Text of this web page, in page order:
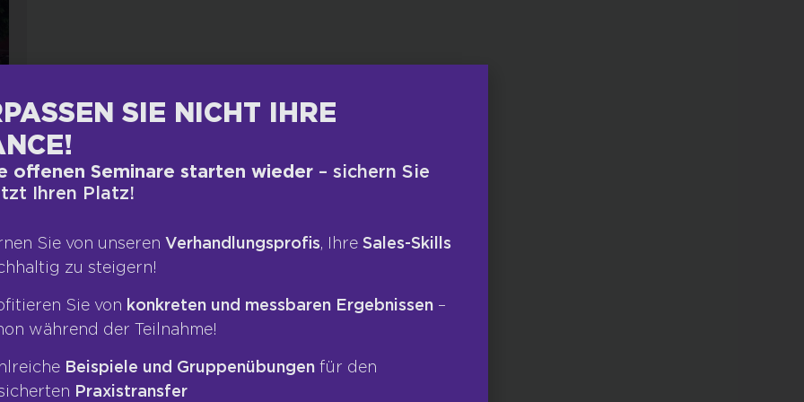
SIE NICHT IHRE
offenen Seminare starten wieder – sichern Sie
Ihren Platz!
Sie von unserenVerhandlungsprofis, IhreSales-Skills
zu steigern!
Sie von konkreten und messbaren Ergebnissen –
während der Teilnahme!
Beispiele und Gruppenübungen für den
Praxistransfer